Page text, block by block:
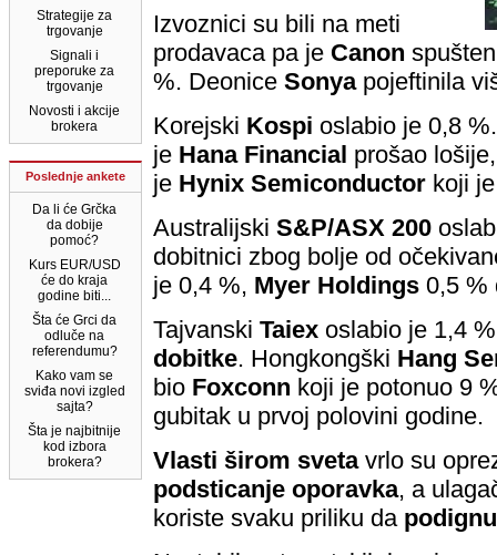
Strategije za
trgovanje
Signali i
preporuke za
trgovanje
Novosti i akcije
brokera
Poslednje ankete
Da li će Grčka
da dobije
pomoć?
Kurs EUR/USD
će do kraja
godine biti...
Šta će Grci da
odluče na
referendumu?
Kako vam se
sviđa novi izgled
sajta?
Šta je najbitnije
kod izbora
brokera?
Izvoznici su bili na meti
prodavaca pa je Canon
%. Deonice Sonyapojeftinila
Korejski Kospi oslabio je 0,8
je Hana Financial prošao
je Hynix Semiconductor koji
Australijski S&P/ASX 200
dobitnici zbog bolje od
je 0,4 %, Myer Holdings 0,5
Tajvanski Taiex oslabio je 1,4
dobitke. Hongkongški Hang
bio Foxconn koji je potonuo 9
gubitak u prvoj polovini godine.
Vlasti širom svetavrlo su
podsticanje oporavka, a
koriste svaku priliku da